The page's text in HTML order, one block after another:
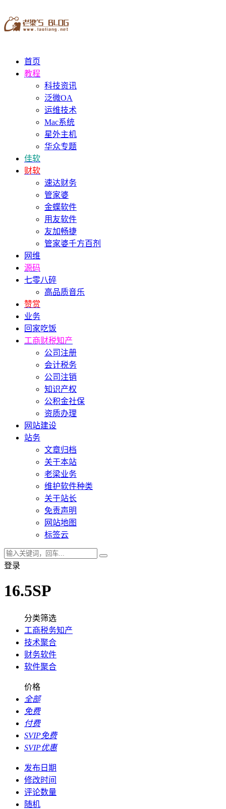
首页
教程
科技资讯
泛微OA
运维技术
Mac系统
星外主机
华众专题
佳软
财软
速达财务
管家婆
金蝶软件
用友软件
友加畅捷
管家婆千方百剂
网维
源码
七零八碎
高品质音乐
赞赏
业务
回家吃饭
工商财税知产
公司注册
会计税务
公司注销
知识产权
公积金社保
资质办理
网站建设
站务
文章归档
关于本站
老梁业务
维护软件种类
关于站长
免责声明
网站地图
标签云
登录
16.5SP
分类筛选
工商税务知产
技术聚合
财务软件
软件聚合
价格
全部
免费
付费
SVIP免费
SVIP优惠
发布日期
修改时间
评论数量
随机